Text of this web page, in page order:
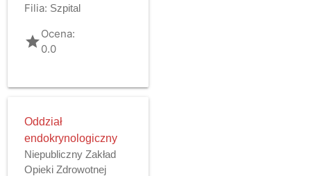
Filia: Szpital
gradeOcena:
0.0
Oddział
endokrynologiczny
Niepubliczny Zakład
Opieki Zdrowotnej